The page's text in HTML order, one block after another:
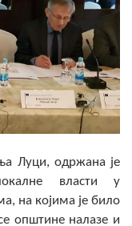
језеро
Луци, одржана је
власти у
на којима је било
општине налазе и